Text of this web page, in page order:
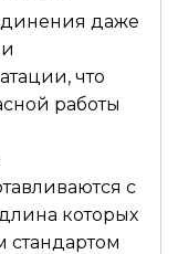
даже
что
работы
с
которых
стандартом